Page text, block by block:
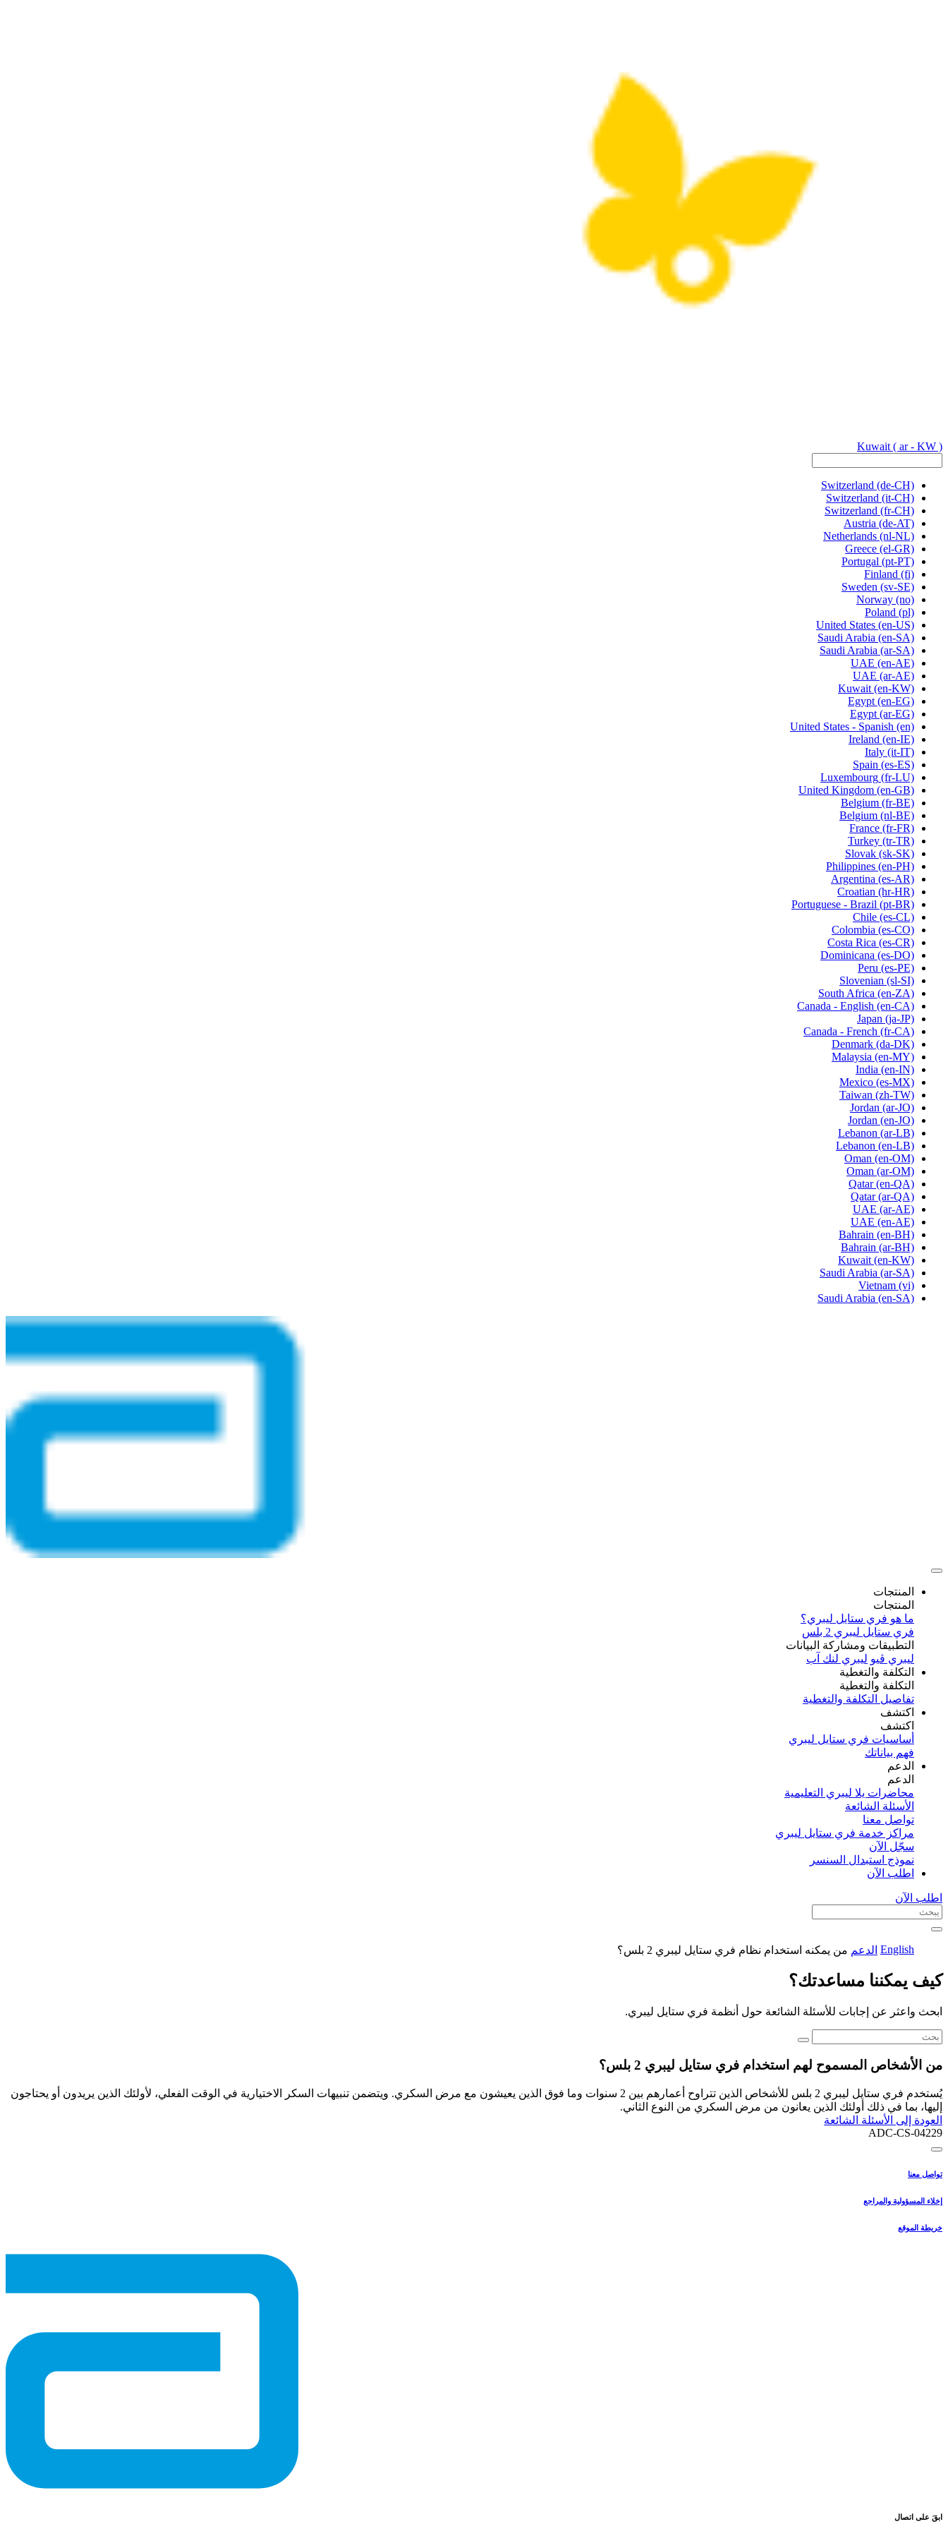
Kuwait ( ar - KW )
Switzerland (de-CH)
Switzerland (it-CH)
Switzerland (fr-CH)
Austria (de-AT)
Netherlands (nl-NL)
Greece (el-GR)
Portugal (pt-PT)
Finland (fi)
Sweden (sv-SE)
Norway (no)
Poland (pl)
United States (en-US)
Saudi Arabia (en-SA)
Saudi Arabia (ar-SA)
UAE (en-AE)
UAE (ar-AE)
Kuwait (en-KW)
Egypt (en-EG)
Egypt (ar-EG)
United States - Spanish (en)
Ireland (en-IE)
Italy (it-IT)
Spain (es-ES)
Luxembourg (fr-LU)
United Kingdom (en-GB)
Belgium (fr-BE)
Belgium (nl-BE)
France (fr-FR)
Turkey (tr-TR)
Slovak (sk-SK)
Philippines (en-PH)
Argentina (es-AR)
Croatian (hr-HR)
Portuguese - Brazil (pt-BR)
Chile (es-CL)
Colombia (es-CO)
Costa Rica (es-CR)
Dominicana (es-DO)
Peru (es-PE)
Slovenian (sl-SI)
South Africa (en-ZA)
Canada - English (en-CA)
Japan (ja-JP)
Canada - French (fr-CA)
Denmark (da-DK)
Malaysia (en-MY)
India (en-IN)
Mexico (es-MX)
Taiwan (zh-TW)
Jordan (ar-JO)
Jordan (en-JO)
Lebanon (ar-LB)
Lebanon (en-LB)
Oman (en-OM)
Oman (ar-OM)
Qatar (en-QA)
Qatar (ar-QA)
UAE (ar-AE)
UAE (en-AE)
Bahrain (en-BH)
Bahrain (ar-BH)
Kuwait (en-KW)
Saudi Arabia (ar-SA)
Vietnam (vi)
Saudi Arabia (en-SA)
المنتجات
المنتجات
ما هو فري ستايل ليبري؟
فري ستايل ليبري 2 بلس​
التطبيقات ومشاركة البيانات
ليبري ڤيو ليبري لنك آب
التكلفة والتغطية
التكلفة والتغطية
تفاصيل التكلفة والتغطية
اكتشف​
اكتشف​
أساسيات فري ستايل ليبري
فهم بياناتك
الدعم
الدعم
محاضرات يلا ليبري التعليمية
الأسئلة الشائعة
تواصل معنا
مراكز خدمة فري ستايل ليبري
سجّل الآن​
نموذج استبدال السنسر
اطلب الآن
اطلب الآن
English الدعم من يمكنه استخدام نظام فري ستايل ليبري 2 بلس؟
كيف يمكننا مساعدتك؟
ابحث واعثر عن إجابات للأسئلة الشائعة حول أنظمة فري ستايل ليبري.
من الأشخاص المسموح لهم استخدام فري ستايل ليبري 2 بلس؟
يُستخدم فري ستايل ليبري 2 بلس للأشخاص الذين تتراوح أعمارهم بين 2 سنوات وما فوق الذين يعيشون مع مرض السكري. ويتضمن تنبيهات السكر الاختيارية في الوقت الفعلي، لأولئك الذين يريدون أو يحتاجون
إليها، بما في ذلك أولئك الذين يعانون من مرض السكري من النوع الثاني.
العودة إلى الأسئلة الشائعة
ADC-CS-04229
تواصل معنا
إخلاء المسؤولية والمراجع
خريطة الموقع
ابقَ على اتصال